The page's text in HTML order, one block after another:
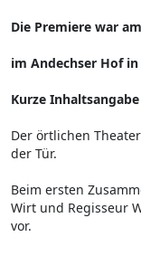
Die Premiere war
im Andechser Hof
Kurze Inhaltsangabe
Der örtlichen
der Tür.
Beim ersten
Wirt und Regisseur
vor.